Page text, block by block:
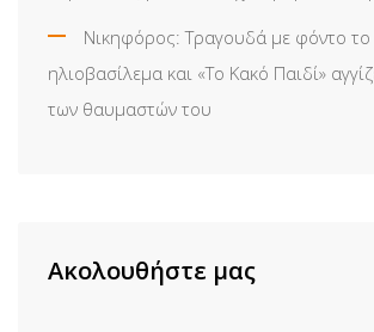
Νικηφόρος: Τραγουδά με φόντο το
ηλιοβασίλεμα και «Το Κακό Παιδί»
των θαυμαστών του
Ακολουθήστε μας